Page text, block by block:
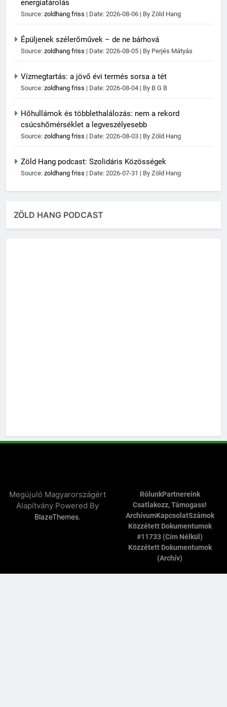
energiatárolás
Source: zoldhang friss Date: 2026-08-06 By Zöld Hang
Épüljenek szélerőművek – de ne bárhová
Source: zoldhang friss Date: 2026-08-05 By Perjés Mátyás
Vízmegtartás: a jövő évi termés sorsa a tét
Source: zoldhang friss Date: 2026-08-04 By B G B
Hőhullámok és többlethalálozás: nem a rekord
csúcshőmérséklet a legveszélyesebb
Source: zoldhang friss Date: 2026-08-03 By Zöld Hang
Zöld Hang podcast: Szolidáris Közösségek
Source: zoldhang friss Date: 2026-07-31 By Zöld Hang
ZÖLD HANG PODCAST
Megújuló Magyarországért
Alapítvány Powered By
BlazeThemes.
RólunkPartnereink
Csatlakozz, Támogass!
ArchívumKapcsolatSzámok
Közzétett Dokumentumok
#11733 (cím Nélkül)
Közzétett Dokumentumok
(archív)